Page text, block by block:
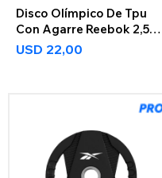
Disco Olímpico De Tpu
Con Agarre Reebok 2,5
Kg
USD 22,00